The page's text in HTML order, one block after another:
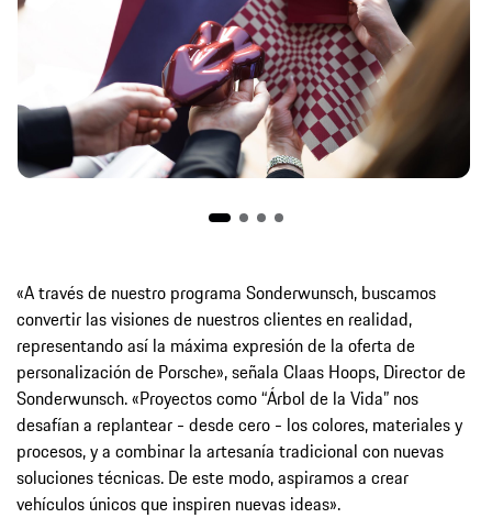
«A través de nuestro programa Sonderwunsch, buscamos
convertir las visiones de nuestros clientes en realidad,
representando así la máxima expresión de la oferta de
personalización de Porsche», señala Claas Hoops, Director de
Sonderwunsch. «Proyectos como “Árbol de la Vida” nos
desafían a replantear - desde cero - los colores, materiales y
procesos, y a combinar la artesanía tradicional con nuevas
soluciones técnicas. De este modo, aspiramos a crear
vehículos únicos que inspiren nuevas ideas».